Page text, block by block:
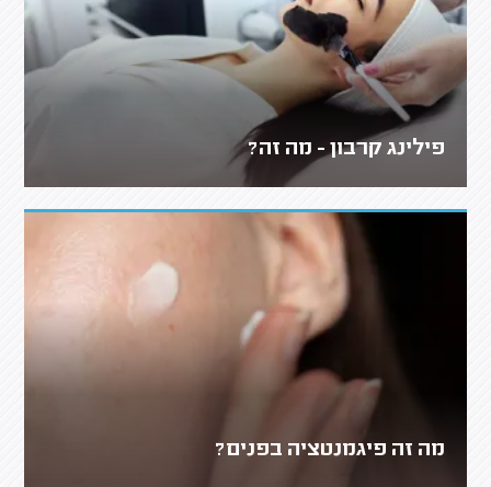
פילינג קרבון - מה זה?
מה זה פיגמנטציה בפנים?